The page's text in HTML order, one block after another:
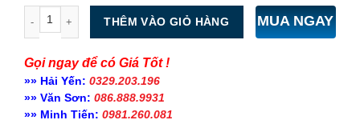
THÊM VÀO GIỎ HÀNG MUA NGAY
Gọi ngay để có Giá Tốt !
»» Hải Yến: 0329.203.196
»» Văn Sơn: 086.888.9931
»» Minh Tiến: 0981.260.081